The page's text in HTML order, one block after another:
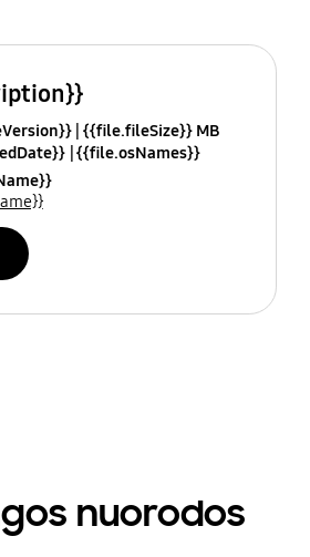
{{file.fileSize}} MB
{{file.osNames}}
nuorodos